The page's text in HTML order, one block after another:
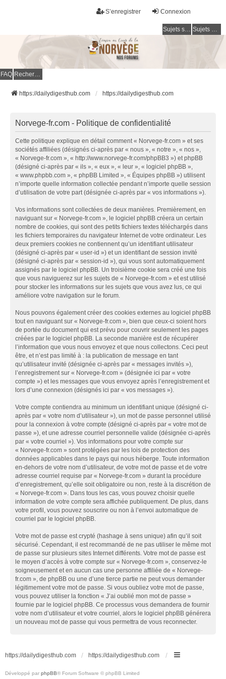
Connexion
S’enregistrer
Sujets sans réponse Sujets actifs
FAQ Rechercher
https://dailydigesthub.com https://dailydigesthub.com
Norvege-fr.com - Politique de confidentialité
Cette politique explique en détail comment « Norvege-fr.com » et ses
sociétés affiliées (désignés ci-après par « nous », « notre », « nos »,
« Norvege-fr.com », « http://www.norvege-fr.com/phpBB3 ») et phpBB
(désigné ci-après par « ils », « eux », « leur », « logiciel phpBB »,
« www.phpbb.com », « phpBB Limited », « Équipes phpBB ») utilisent
n’importe quelle information collectée pendant n’importe quelle session
d’utilisation de votre part (désignée ci-après par « vos informations »).
Vos informations sont collectées de deux manières. Premièrement, en
naviguant sur « Norvege-fr.com », le logiciel phpBB créera un certain
nombre de cookies, qui sont des petits fichiers textes téléchargés dans
les fichiers temporaires du navigateur Internet de votre ordinateur. Les
deux premiers cookies ne contiennent qu’un identifiant utilisateur
(désigné ci-après par « user-id ») et un identifiant de session invité
(désigné ci-après par « session-id »), qui vous sont automatiquement
assignés par le logiciel phpBB. Un troisième cookie sera créé une fois
que vous naviguerez sur les sujets de « Norvege-fr.com » et est utilisé
pour stocker les informations sur les sujets que vous avez lus, ce qui
améliore votre navigation sur le forum.
Nous pouvons également créer des cookies externes au logiciel phpBB
tout en naviguant sur « Norvege-fr.com », bien que ceux-ci soient hors
de portée du document qui est prévu pour couvrir seulement les pages
créées par le logiciel phpBB. La seconde manière est de récupérer
l’information que vous nous envoyez et que nous collectons. Ceci peut
être, et n’est pas limité à : la publication de message en tant
qu’utilisateur invité (désignée ci-après par « messages invités »),
l’enregistrement sur « Norvege-fr.com » (désignée ici par « votre
compte ») et les messages que vous envoyez après l’enregistrement et
lors d’une connexion (désignés ici par « vos messages »).
Votre compte contiendra au minimum un identifiant unique (désigné ci-
après par « votre nom d’utilisateur »), un mot de passe personnel utilisé
pour la connexion à votre compte (désigné ci-après par « votre mot de
passe »), et une adresse courriel personnelle valide (désignée ci-après
par « votre courriel »). Vos informations pour votre compte sur
« Norvege-fr.com » sont protégées par les lois de protection des
données applicables dans le pays qui nous héberge. Toute information
en-dehors de votre nom d’utilisateur, de votre mot de passe et de votre
adresse courriel requise par « Norvege-fr.com » durant la procédure
d’enregistrement, qu’elle soit obligatoire ou non, reste à la discrétion de
« Norvege-fr.com ». Dans tous les cas, vous pouvez choisir quelle
information de votre compte sera affichée publiquement. De plus, dans
votre profil, vous pouvez souscrire ou non à l’envoi automatique de
courriel par le logiciel phpBB.
Votre mot de passe est crypté (hashage à sens unique) afin qu’il soit
sécurisé. Cependant, il est recommandé de ne pas utiliser le même mot
de passe sur plusieurs sites Internet différents. Votre mot de passe est
le moyen d’accès à votre compte sur « Norvege-fr.com », conservez-le
soigneusement et en aucun cas une personne affiliée de « Norvege-
fr.com », de phpBB ou une d’une tierce partie ne peut vous demander
légitimement votre mot de passe. Si vous oubliez votre mot de passe,
vous pouvez utiliser la fonction « J’ai oublié mon mot de passe »
fournie par le logiciel phpBB. Ce processus vous demandera de fournir
votre nom d’utilisateur et votre courriel, alors le logiciel phpBB générera
un nouveau mot de passe qui vous permettra de vous reconnecter.
https://dailydigesthub.com https://dailydigesthub.com
Développé par phpBB® Forum Software © phpBB Limited